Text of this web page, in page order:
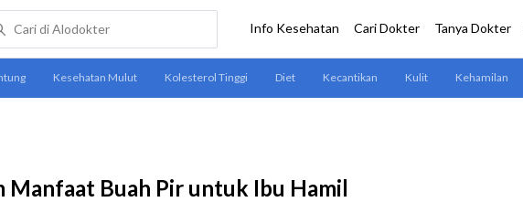
Manfaat Buah Pir untuk Ibu Hamil